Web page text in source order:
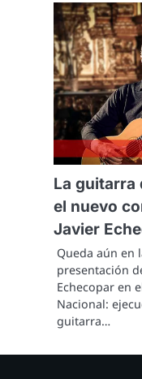
La guitarra
el nuevo
Javier
Queda aún en
presentación
Echecopar en
Nacional:
guitarra…